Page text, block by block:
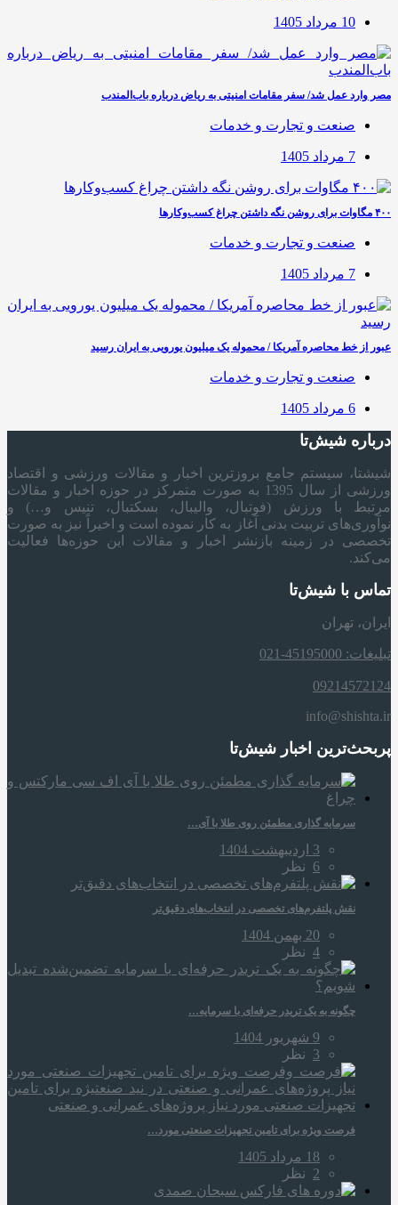
10 مرداد 1405
مصر وارد عمل شد/ سفر مقامات امنیتی به ریاض درباره باب‌المندب
صنعت و تجارت و خدمات
7 مرداد 1405
۴۰۰ مگاوات برای روشن نگه داشتن چراغ کسب‌وکار‌ها
صنعت و تجارت و خدمات
7 مرداد 1405
عبور از خط محاصره آمریکا / محموله یک میلیون یورویی به ایران رسید
صنعت و تجارت و خدمات
6 مرداد 1405
درباره شیش‌تا
شیشتا، سیستم جامع بروزترین اخبار و مقالات ورزشی و اقتصاد
ورزشی از سال 1395 به صورت متمرکز در حوزه اخبار و مقالات
مرتبط با ورزش (فوتبال، والیبال، بسکتبال، تنیس و…) و
نوآوری‌های تربیت بدنی آغاز به کار نموده است و اخیراً نیز به صورت
تخصصی در زمینه بازنشر اخبار و مقالات این حوزه‌ها فعالیت
می‌کند.
تماس با شیش‌تا
ایران، تهران
تبلیغات: 45195000-021
09214572124
info@shishta.ir
پربحث‌ترین اخبار شیش‌تا
سرمایه‌ گذاری مطمئن روی طلا با آی…
3 اردیبهشت 1404
6 نظر
نقش پلتفرم‌های تخصصی در انتخاب‌های دقیق‌تر
20 بهمن 1404
4 نظر
چگونه به یک تریدر حرفه‌ای با سرمایه…
9 شهریور 1404
3 نظر
فرصت ویژه برای تامین تجهیزات صنعتی مورد…
18 مرداد 1405
2 نظر